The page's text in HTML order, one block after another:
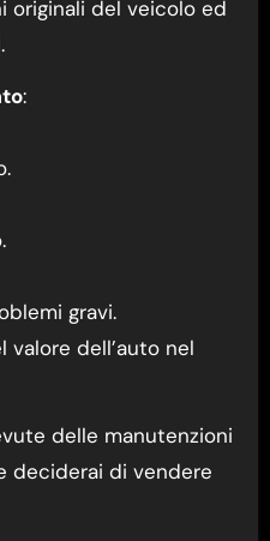
originali del veicolo ed
:
gravi.
valore dell’auto nel
delle manutenzioni
deciderai di vendere